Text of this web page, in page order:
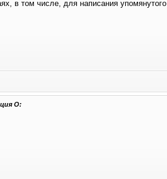
в том числе, для написания
О: